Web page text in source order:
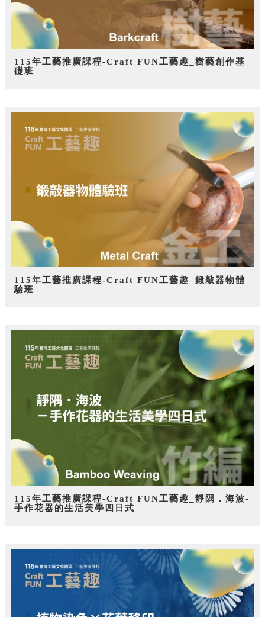
115年工藝推廣課程-Craft FUN工藝趣_樹藝創作基
礎班
115年工藝推廣課程-Craft FUN工藝趣_鍛敲器物體
驗班
115年工藝推廣課程-Craft FUN工藝趣_靜隅．海波-
手作花器的生活美學四日式